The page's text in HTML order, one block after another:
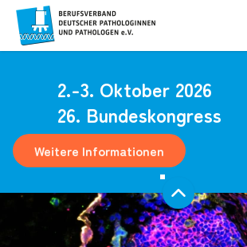
Homepage
2.-3. Oktober 2026
26. Bundeskongress
Weitere Informationen